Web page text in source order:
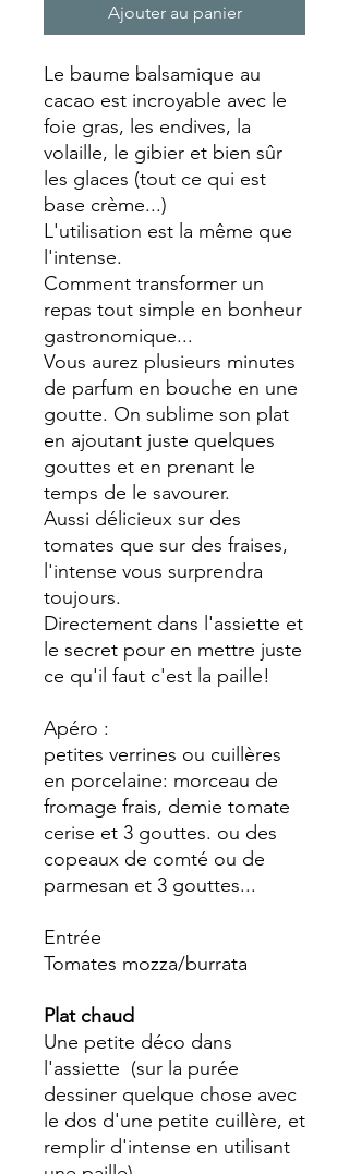
Ajouter au panier
Le baume balsamique au
cacao est incroyable avec le
foie gras, les endives, la
volaille, le gibier et bien sûr
les glaces (tout ce qui est
base crème...)
L'utilisation est la même que
l'intense.
Comment transformer un
repas tout simple en bonheur
gastronomique...
Vous aurez plusieurs minutes
de parfum en bouche en une
goutte. On sublime son plat
en ajoutant juste quelques
gouttes et en prenant le
temps de le savourer.
Aussi délicieux sur des
tomates que sur des fraises,
l'intense vous surprendra
toujours.
Directement dans l'assiette et
le secret pour en mettre juste
ce qu'il faut c'est la paille!
Apéro :
petites verrines ou cuillères
en porcelaine: morceau de
fromage frais, demie tomate
cerise et 3 gouttes. ou des
copeaux de comté ou de
parmesan et 3 gouttes...
Entrée
Tomates mozza/burrata
Plat chaud
Une petite déco dans
l'assiette (sur la purée
dessiner quelque chose avec
le dos d'une petite cuillère, et
remplir d'intense en utilisant